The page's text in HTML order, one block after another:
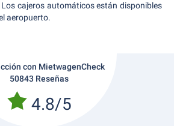
cajeros automáticos están disponibles
aeropuerto.
con MietwagenCheck
50843 Reseñas
4.8/5